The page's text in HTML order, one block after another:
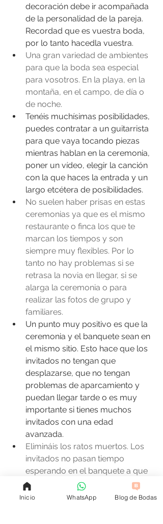
decoración debe ir acompañada
de la personalidad de la pareja.
Recordad que es vuestra boda,
por lo tanto hacedla vuestra.
Una gran variedad de ambientes
para que la boda sea especial
para vosotros. En la playa, en la
montaña, en el campo, de día o
de noche.
Tenéis muchísimas posibilidades,
puedes contratar a un guitarrista
para que vaya tocando piezas
mientras hablan en la ceremonia,
poner un vídeo, elegir la canción
con la que haces la entrada y un
largo etcétera de posibilidades.
No suelen haber prisas en estas
ceremonias ya que es el mismo
restaurante o finca los que te
marcan los tiempos y son
siempre muy flexibles. Por lo
tanto no hay problemas si se
retrasa la novia en llegar, si se
alarga la ceremonia o para
realizar las fotos de grupo y
familiares.
Un punto muy positivo es que la
ceremonia y el banquete sean en
el mismo sitio. Esto hace que los
invitados no tengan que
desplazarse, que no tengan
problemas de aparcamiento y
puedan llegar tarde o es muy
importante si tienes muchos
invitados con una edad
avanzada.
Elimináis los ratos muertos. Los
invitados no pasan tiempo
esperando en el banquete a que
los novios lleguen de la
ceremonia. Si la ceremonia es en
Inicio WhatsApp Blog de Bodas